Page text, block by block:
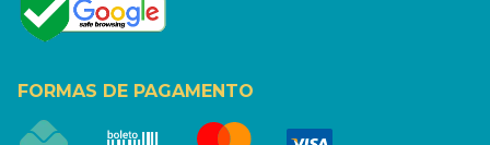
FORMAS DE PAGAMENTO